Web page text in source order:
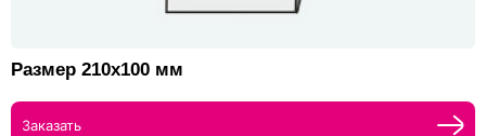
Размер 210х100 мм
Заказать